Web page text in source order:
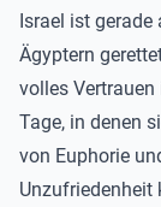
Israel ist gerade
Ägyptern
volles Vertrauen
Tage, in denen
von Euphorie
Unzufriedenheit